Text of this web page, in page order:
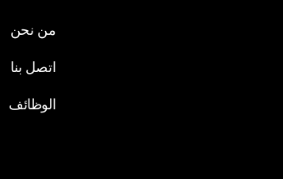
من نحن
اتصل بنا
الوظائف